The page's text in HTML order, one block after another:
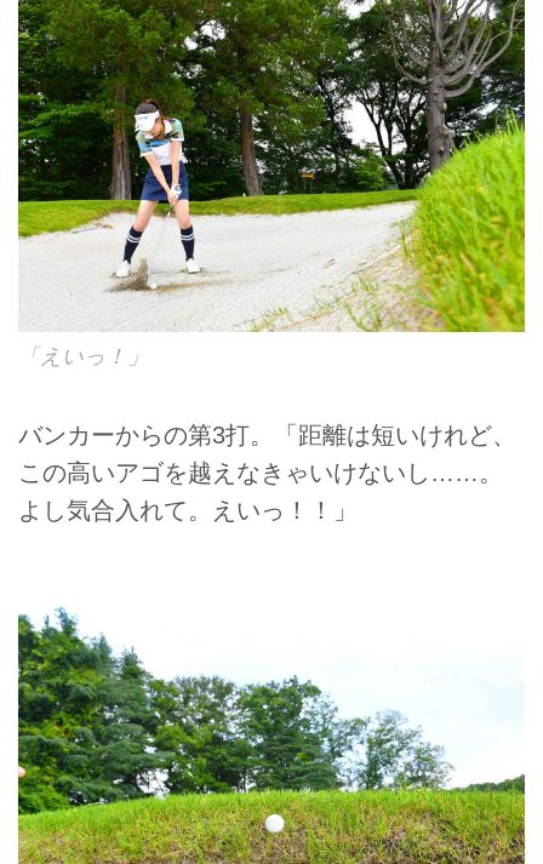
「えいっ！」
バンカーからの第3打。「距離は短いけれど、
この高いアゴを越えなきゃいけないし……。
よし気合入れて。えいっ！！」